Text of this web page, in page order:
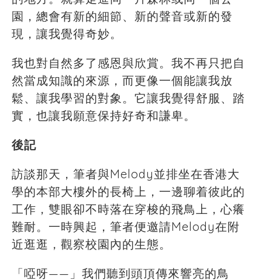
園，總會有新的細節、新的聲音或新的發
現，讓我覺得奇妙。
我也對自然多了感恩與欣賞。我不再只把自
然當成知識的來源，而更像一個能讓我放
鬆、讓我學習的對象。它讓我覺得舒服、踏
實，也讓我願意保持好奇和謙卑。
後記
訪談那天，筆者與Melody並排坐在香港大
學的本部大樓外的長椅上，一邊聊着彼此的
工作，雙眼卻不時落在穿梭的飛鳥上，心癢
難耐。一時興起，筆者便邀請Melody在附
近逛逛，觀察校園內的生態。
「啞呀——」我們聽到頭頂傳來響亮的鳥